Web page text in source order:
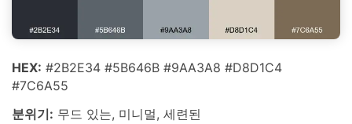
HEX: #2B2E34 #5B646B #9AA3A8 #D8D1C4
#7C6A55
분위기: 무드 있는, 미니멀, 세련된